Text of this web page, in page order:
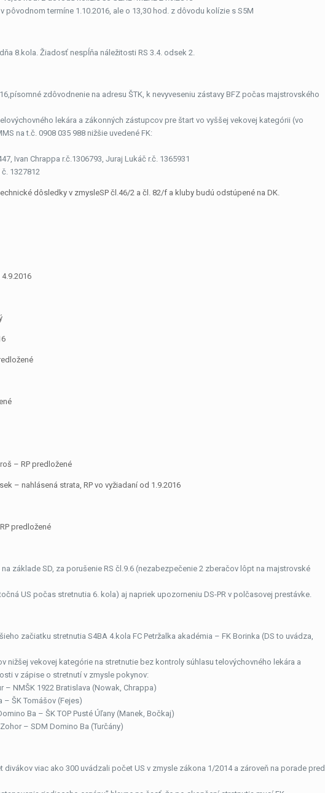
pôvodnom termíne 1.10.2016, ale o 13,30 hod. z dôvodu kolízie s S5M
8.kola. Žiadosť nespĺňa náležitosti RS 3.4. odsek 2.
zdôvodnenie na adresu ŠTK, k nevyveseniu zástavy BFZ počas majstrovského
lekára a zákonných zástupcov pre štart vo vyššej vekovej kategórii (vo
na t.č. 0908 035 988 nižšie uvedené FK:
Ivan Chrappa r.č.1306793, Juraj Lukáč r.č. 1365931
1327812
dôsledky v zmysleSP čl.46/2 a čl. 82/f a kluby budú odstúpené na DK.
– RP predložené
– nahlásená strata, RP vo vyžiadaní od 1.9.2016
predložené
základe SD, za porušenie RS čl.9.6 (nezabezpečenie 2 zberačov lôpt na majstrovské
US počas stretnutia 6. kola) aj napriek upozorneniu DS-PR v polčasovej prestávke.
začiatku stretnutia S4BA 4.kola FC Petržalka akadémia – FK Borinka (DS to uvádza,
nižšej vekovej kategórie na stretnutie bez kontroly súhlasu telovýchovného lekára a
v zápise o stretnutí v zmysle pokynov:
– NMŠK 1922 Bratislava (Nowak, Chrappa)
– ŠK Tomášov (Fejes)
Ba – ŠK TOP Pusté Úľany (Manek, Bočkaj)
– SDM Domino Ba (Turčány)
divákov viac ako 300 uvádzali počet US v zmysle zákona 1/2014 a zároveň na porade pred